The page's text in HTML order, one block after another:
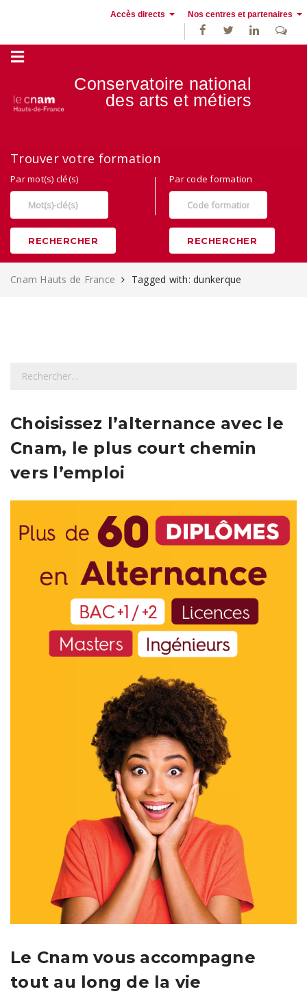
Accès directs Nos centres et partenaires
France
Conservatoire national
des arts et métiers
Trouver votre formation
Par mot(s) clé(s)
RECHERCHER
Par code formation
RECHERCHER
Cnam Hauts de France Tagged with: dunkerque
h
r
c
e
Choisissez l’alternance avec le
Cnam, le plus court chemin
vers l’emploi
Le Cnam vous accompagne
tout au long de la vie